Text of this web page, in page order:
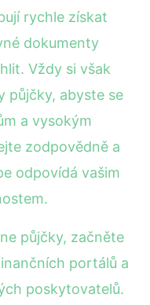
rychle získat
dokumenty
Vždy si však
půjčky, abyste se
a vysokým
zodpovědně a
odpovídá vašim
půjčky, začněte
portálů a
poskytovatelů.